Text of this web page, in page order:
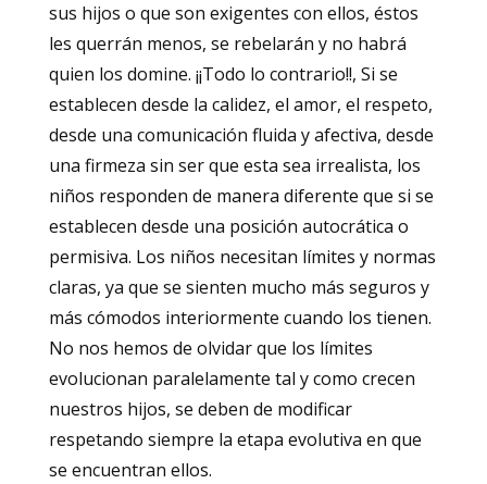
sus hijos o que son exigentes con ellos, éstos
les querrán menos, se rebelarán y no habrá
quien los domine. ¡¡Todo lo contrario!!, Si se
establecen desde la calidez, el amor, el respeto,
desde una comunicación fluida y afectiva, desde
una firmeza sin ser que esta sea irrealista, los
niños responden de manera diferente que si se
establecen desde una posición autocrática o
permisiva. Los niños necesitan límites y normas
claras, ya que se sienten mucho más seguros y
más cómodos interiormente cuando los tienen.
No nos hemos de olvidar que los límites
evolucionan paralelamente tal y como crecen
nuestros hijos, se deben de modificar
respetando siempre la etapa evolutiva en que
se encuentran ellos.